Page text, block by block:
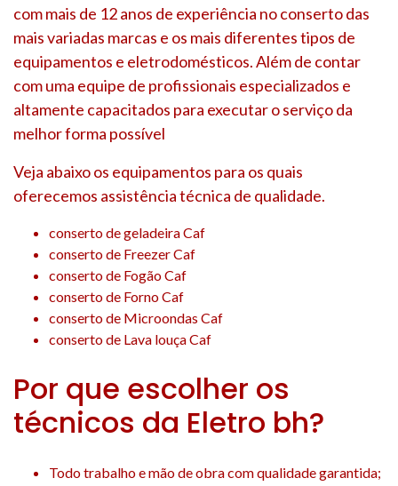
com mais de 12 anos de experiência no conserto das
mais variadas marcas e os mais diferentes tipos de
equipamentos e eletrodomésticos. Além de contar
com uma equipe de profissionais especializados e
altamente capacitados para executar o serviço da
melhor forma possível
Veja abaixo os equipamentos para os quais
oferecemos assistência técnica de qualidade.
conserto de geladeira Caf
conserto de Freezer Caf
conserto de Fogão Caf
conserto de Forno Caf
conserto de Microondas Caf
conserto de Lava louça Caf
Por que escolher os
técnicos da Eletro bh?
Todo trabalho e mão de obra com qualidade garantida;